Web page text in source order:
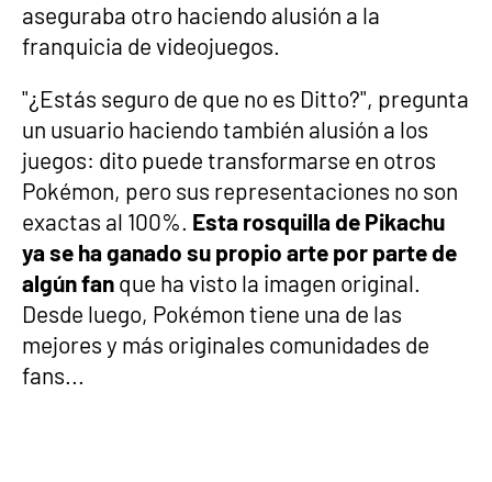
aseguraba otro haciendo alusión a la
franquicia de videojuegos.
"¿Estás seguro de que no es Ditto?", pregunta
un usuario haciendo también alusión a los
juegos: dito puede transformarse en otros
Pokémon, pero sus representaciones no son
exactas al 100%. Esta rosquilla de Pikachu
ya se ha ganado su propio arte por parte de
algún fan que ha visto la imagen original.
Desde luego, Pokémon tiene una de las
mejores y más originales comunidades de
fans...